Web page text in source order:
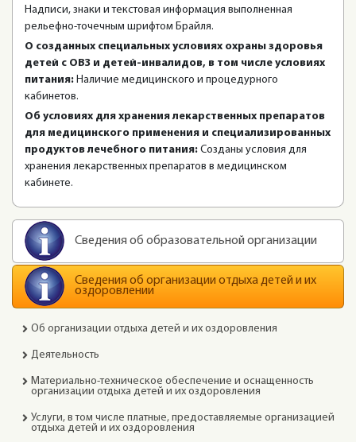
Надписи, знаки и текстовая информация выполненная
рельефно-точечным шрифтом Брайля.
О созданных специальных условиях охраны здоровья
детей с ОВЗ и детей-инвалидов, в том числе условиях
питания: Наличие медицинского и процедурного
кабинетов.
Об условиях для хранения лекарственных препаратов
для медицинского применения и специализированных
продуктов лечебного питания: Созданы условия для
хранения лекарственных препаратов в медицинском
кабинете.
Сведения об образовательной организации
Сведения об организации отдыха детей и их
оздоровлении
Об организации отдыха детей и их оздоровления
Деятельность
Материально-техническое обеспечение и оснащенность
организации отдыха детей и их оздоровления
Услуги, в том числе платные, предоставляемые организацией
отдыха детей и их оздоровления